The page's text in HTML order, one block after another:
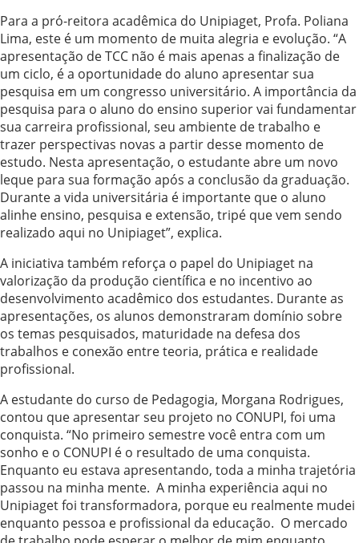
Para a pró-reitora acadêmica do Unipiaget, Profa. Poliana
Lima, este é um momento de muita alegria e evolução. “A
apresentação de TCC não é mais apenas a finalização de
um ciclo, é a oportunidade do aluno apresentar sua
pesquisa em um congresso universitário. A importância da
pesquisa para o aluno do ensino superior vai fundamentar
sua carreira profissional, seu ambiente de trabalho e
trazer perspectivas novas a partir desse momento de
estudo. Nesta apresentação, o estudante abre um novo
leque para sua formação após a conclusão da graduação.
Durante a vida universitária é importante que o aluno
alinhe ensino, pesquisa e extensão, tripé que vem sendo
realizado aqui no Unipiaget”, explica.
A iniciativa também reforça o papel do Unipiaget na
valorização da produção científica e no incentivo ao
desenvolvimento acadêmico dos estudantes. Durante as
apresentações, os alunos demonstraram domínio sobre
os temas pesquisados, maturidade na defesa dos
trabalhos e conexão entre teoria, prática e realidade
profissional.
A estudante do curso de Pedagogia, Morgana Rodrigues,
contou que apresentar seu projeto no CONUPI, foi uma
conquista. “No primeiro semestre você entra com um
sonho e o CONUPI é o resultado de uma conquista.
Enquanto eu estava apresentando, toda a minha trajetória
passou na minha mente. A minha experiência aqui no
Unipiaget foi transformadora, porque eu realmente mudei
enquanto pessoa e profissional da educação. O mercado